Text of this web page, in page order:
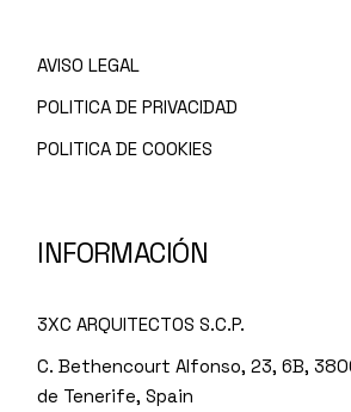
AVISO LEGAL
POLITICA DE PRIVACIDAD
POLITICA DE COOKIES
INFORMACIÓN
3XC ARQUITECTOS S.C.P.
C. Bethencourt Alfonso, 23, 6B,
de Tenerife, Spain